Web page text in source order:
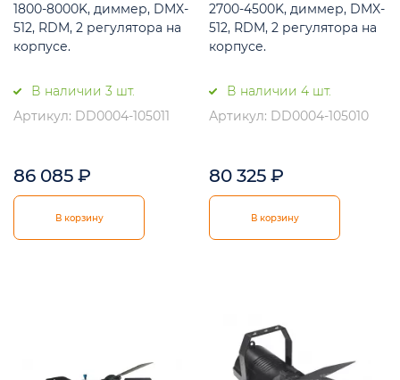
1800-8000K, диммер, DMX-
512, RDM, 2 регулятора на
корпусе.
В наличии 3 шт.
Артикул: DD0004-105011
86 085 ₽
В корзину
2700-4500K, диммер, DMX-
512, RDM, 2 регулятора на
корпусе.
В наличии 4 шт.
Артикул: DD0004-105010
80 325 ₽
В корзину